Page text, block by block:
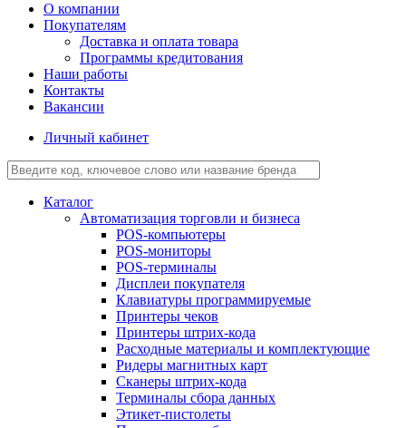
О компании
Покупателям
Доставка и оплата товара
Программы кредитования
Наши работы
Контакты
Вакансии
Личный кабинет
Каталог
Автоматизация торговли и бизнеса
POS-компьютеры
POS-мониторы
POS-терминалы
Дисплеи покупателя
Клавиатуры программируемые
Принтеры чеков
Принтеры штрих-кода
Расходные материалы и комплектующие
Ридеры магнитных карт
Сканеры штрих-кода
Терминалы сбора данных
Этикет-пистолеты